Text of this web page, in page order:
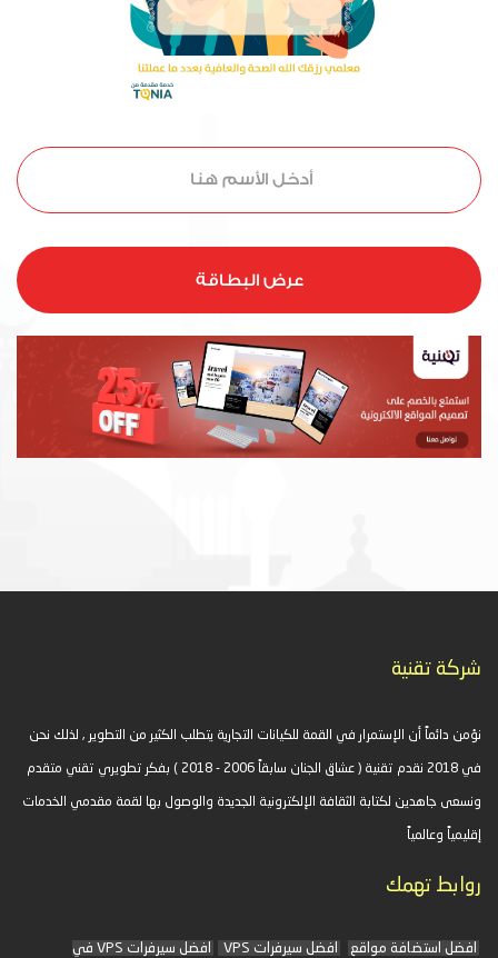
شركة تقنية
نؤمن دائماً أن الإستمرار في القمة للكيانات التجارية يتطلب الكثير من التطوير , لذلك نحن
في 2018 نقدم تقنية ( عشاق الجنان سابقاً 2006 - 2018 ) بفكر تطويري تقني متقدم
ونسعى جاهدين لكتابة الثقافة الإلكترونية الجديدة والوصول بها لقمة مقدمي الخدمات
إقليمياً وعالمياً
روابط تهمك
افضل استضافة مواقع افضل سيرفرات VPS
افضل سيرفرات VPS في